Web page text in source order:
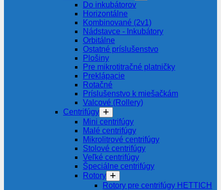
Do inkubátorov
Horizontálne
Kombinované (2v1)
Nádstavce - Inkubátory
Orbitálne
Ostatné príslušenstvo
Plošiny
Pre mikrotitračné platničky
Preklápacie
Rotačné
Príslušenstvo k miešačkám
Valcové (Rollery)
Centrifúgy
Mini centrifúgy
Malé centrifúgy
Mikrolitrové centrifúgy
Stolové centrifúgy
Veľké centrifúgy
Špeciálne centrifúgy
Rotory
Rotory pre centrifúgy HETTICH